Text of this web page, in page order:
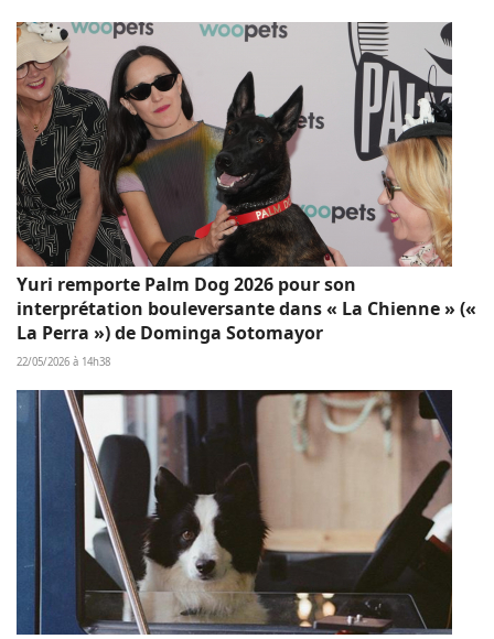
Yuri remporte Palm Dog 2026 pour son
interprétation bouleversante dans « La Chienne » («
La Perra ») de Dominga Sotomayor
22/05/2026 à 14h38